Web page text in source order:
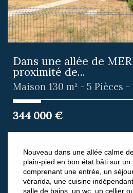
Dans une allée de
proximité de...
Maison 130 m² - 5 Pièces
344 000 €
Nouveau dans une allée calme
plain-pied en bon état bâti sur un
comprenant une entrée, un
véranda, une cuisine
salle de bains, un wc, un cellier